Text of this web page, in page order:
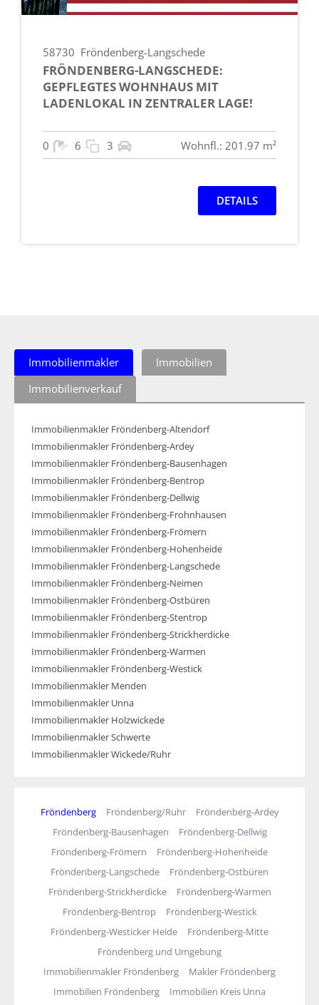
58730 Fröndenberg-Langschede
FRÖNDENBERG-LANGSCHEDE:
GEPFLEGTES WOHNHAUS MIT
LADENLOKAL IN ZENTRALER LAGE!
0 6 3 Wohnfl.: 201.97 m²
DETAILS
Immobilienmakler
Immobilien
Immobilienverkauf
Immobilienmakler Fröndenberg-Altendorf
Immobilienmakler Fröndenberg-Ardey
Immobilienmakler Fröndenberg-Bausenhagen
Immobilienmakler Fröndenberg-Bentrop
Immobilienmakler Fröndenberg-Dellwig
Immobilienmakler Fröndenberg-Frohnhausen
Immobilienmakler Fröndenberg-Frömern
Immobilienmakler Fröndenberg-Hohenheide
Immobilienmakler Fröndenberg-Langschede
Immobilienmakler Fröndenberg-Neimen
Immobilienmakler Fröndenberg-Ostbüren
Immobilienmakler Fröndenberg-Stentrop
Immobilienmakler Fröndenberg-Strickherdicke
Immobilienmakler Fröndenberg-Warmen
Immobilienmakler Fröndenberg-Westick
Immobilienmakler Menden
Immobilienmakler Unna
Immobilienmakler Holzwickede
Immobilienmakler Schwerte
Immobilienmakler Wickede/Ruhr
Fröndenberg Fröndenberg/Ruhr
Fröndenberg-Ardey
Fröndenberg-Bausenhagen
Fröndenberg-Dellwig
Fröndenberg-Frömern
Fröndenberg-Hohenheide
Fröndenberg-Langschede
Fröndenberg-Ostbüren
Fröndenberg-Strickherdicke
Fröndenberg-Warmen
Fröndenberg-Bentrop
Fröndenberg-Westick
Fröndenberg-Westicker Heide
Fröndenberg-Mitte
Fröndenberg und Umgebung
Immobilienmakler Fröndenberg
Makler Fröndenberg
Immobilien Fröndenberg
Immobilien Kreis Unna